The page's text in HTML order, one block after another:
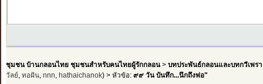
ชุมชน บ้านกลอนไทย ชุมชนสำหรับคนไทยผู้รักกลอน> บทประพันธ์กลอนและบทกวีเพรา
วัลย์, ทอฝัน, nnn hathaichanok) > หัวข้อ: ๙๙ วัน บันทึก...นึกถึงพ่อ"